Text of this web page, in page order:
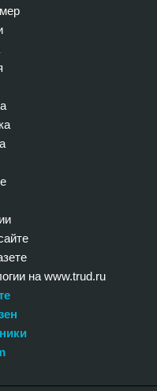
на www.trud.ru